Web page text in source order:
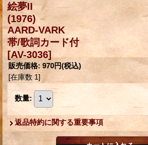
絵夢II
(1976)
AARD-VARK
帯/歌詞カード付
[AV-3036]
販売価格: 970円(税込)
[在庫数 1]
数量:
返品特約に関する重要事項